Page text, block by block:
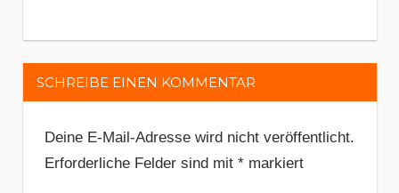
SCHREIBE EINEN KOMMENTAR
Deine E-Mail-Adresse wird nicht veröffentlicht.
Erforderliche Felder sind mit *markiert